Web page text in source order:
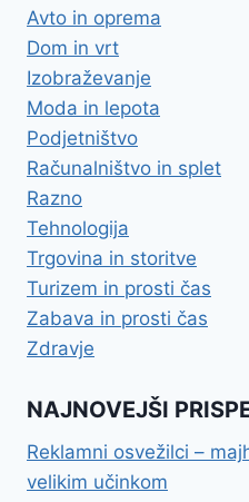
Avto in oprema
Dom in vrt
Izobraževanje
Moda in lepota
Podjetništvo
Računalništvo in splet
Razno
Tehnologija
Trgovina in storitve
Turizem in prosti čas
Zabava in prosti čas
Zdravje
NAJNOVEJŠI
Reklamni osvežilci –
velikim učinkom